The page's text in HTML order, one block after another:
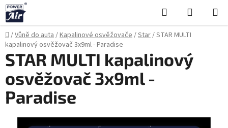
Přejít
na
obsah
Hledat
KOŠÍK
Domů
/Vůně do auta/Kapalinové osvěžovače/Star/STAR MULTI
kapalinový osvěžovač 3x9ml - Paradise
STAR MULTI kapalinový
osvěžovač 3x9ml -
Paradise